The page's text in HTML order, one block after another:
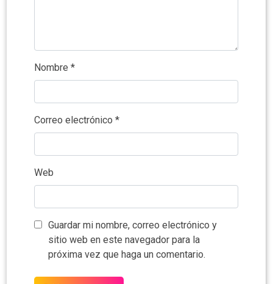
Nombre *
Correo electrónico *
Web
Guardar mi nombre, correo electrónico y
sitio web en este navegador para la
próxima vez que haga un comentario.